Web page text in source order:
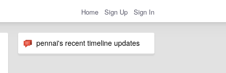
Home Sign Up Sign In
pennai's recent timeline updates